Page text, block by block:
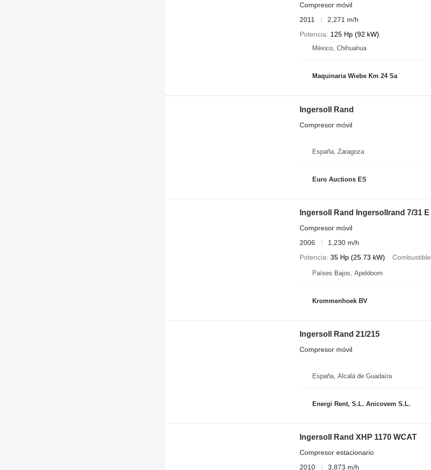
Compresor móvil
2011
2,271 m/h
Potencia
125 Hp (92 kW)
México, Chihuahua
Maquinaria Wiebe Km 24 Sa
Ingersoll Rand
Compresor móvil
España, Zaragoza
Euro Auctions ES
Ingersoll Rand Ingersollrand 7/31 E
Compresor móvil
2006
1,230 m/h
Potencia 35 Hp (25.73 kW) Combustible
Países Bajos, Apeldoorn
Krommenhoek BV
Ingersoll Rand 21/215
Compresor móvil
España, Alcalá de Guadaíra
Energi Rent, S.L. Anicovem S.L.
Ingersoll Rand XHP 1170 WCAT
Compresor estacionario
2010
3,873 m/h